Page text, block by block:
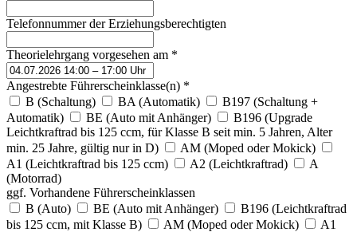
Telefonnummer der Erziehungsberechtigten
Theorielehrgang vorgesehen am *
Angestrebte Führerscheinklasse(n) *
B (Schaltung)
BA (Automatik)
B197 (Schaltung +
Automatik)
BE (Auto mit Anhänger)
B196 (Upgrade
Leichtkraftrad bis 125 ccm, für Klasse B seit min. 5 Jahren, Alter
min. 25 Jahre, gültig nur in D)
AM (Moped oder Mokick)
A1 (Leichtkraftrad bis 125 ccm)
A2 (Leichtkraftrad)
A
(Motorrad)
ggf. Vorhandene Führerscheinklassen
B (Auto)
BE (Auto mit Anhänger)
B196 (Leichtkraftrad
bis 125 ccm, mit Klasse B)
AM (Moped oder Mokick)
A1